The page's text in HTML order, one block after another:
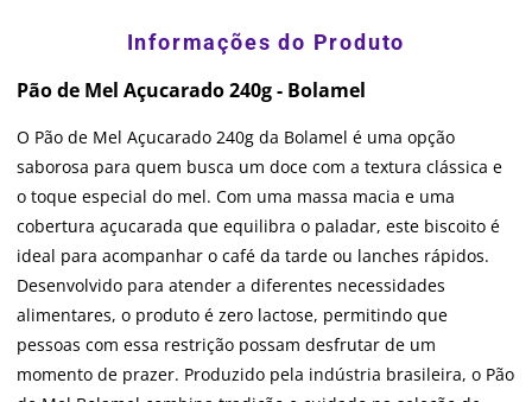
Pão de Mel Açucarado 240g - Bolamel
O Pão de Mel Açucarado 240g da Bolamel é uma opção
saborosa para quem busca um doce com a textura clássica e
o toque especial do mel. Com uma massa macia e uma
cobertura açucarada que equilibra o paladar, este biscoito é
ideal para acompanhar o café da tarde ou lanches rápidos.
Desenvolvido para atender a diferentes necessidades
alimentares, o produto é zero lactose, permitindo que
pessoas com essa restrição possam desfrutar de um
momento de prazer. Produzido pela indústria brasileira, o Pão